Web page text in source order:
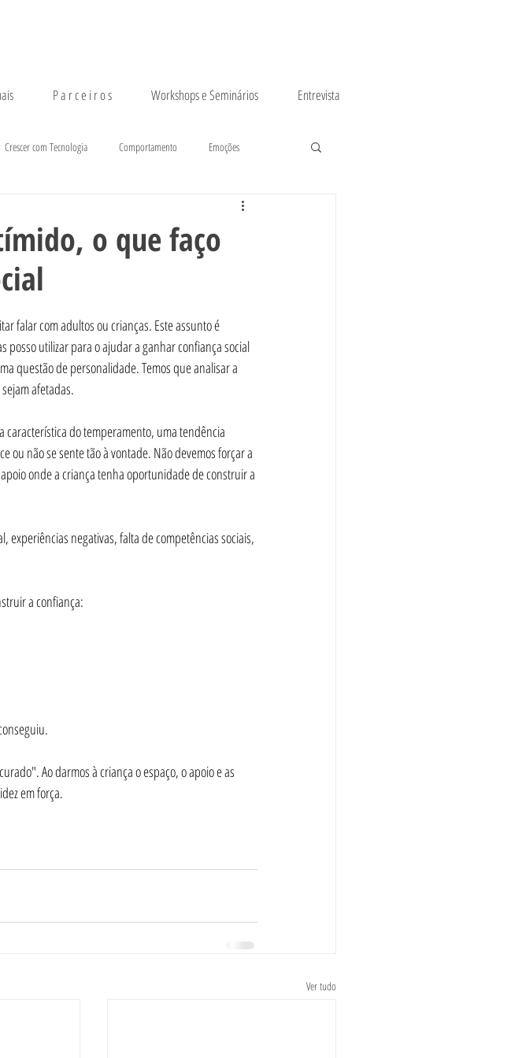
P a r c e i r o s Workshops e Seminários Entrevista
Crescer com Tecnologia Comportamento Emoções
o que faço
falar com adultos ou crianças. Este assunto é
utilizar para o ajudar a ganhar confiança social
questão de personalidade. Temos que analisar a
afetadas.
característica do temperamento, uma tendência
ou não se sente tão à vontade. Não devemos forçar a
onde a criança tenha oportunidade de construir a
experiências negativas, falta de competências sociais,
a confiança:
Ao darmos à criança o espaço, o apoio e as
em força.
Ver tudo